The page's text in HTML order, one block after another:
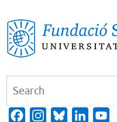
to
content
FacebookInstagramBluesky